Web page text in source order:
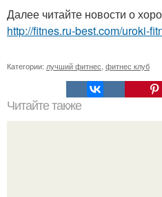
Далее читайте новости о
http://fitnes.ru-best.com/uroki-
Категории: лучший фитнес, фитнес клуб
Читайте также